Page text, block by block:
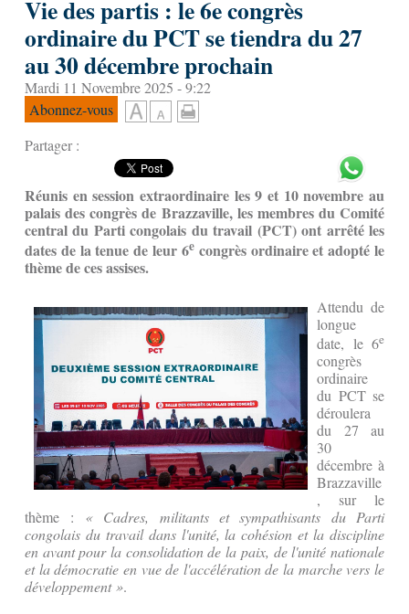
Vie des partis : le 6e congrès
ordinaire du PCT se tiendra du 27
au 30 décembre prochain
Mardi 11 Novembre 2025 - 9:22
Abonnez-vous
Partager :
Réunis en session extraordinaire les 9 et 10 novembre au
palais des congrès de Brazzaville, les membres du Comité
central du Parti congolais du travail (PCT) ont arrêté les
dates de la tenue de leur 6econgrès ordinaire et adopté le
thème de ces assises.
Attendu de
longue
date, le 6e
congrès
ordinaire
du PCT se
déroulera
du 27 au
30
décembre à
Brazzaville
, sur le
thème : « Cadres, militants et sympathisants du Parti
congolais du travail dans l'unité, la cohésion et la discipline
en avant pour la consolidation de la paix, de l'unité nationale
et la démocratie en vue de l'accélération de la marche vers le
développement ».